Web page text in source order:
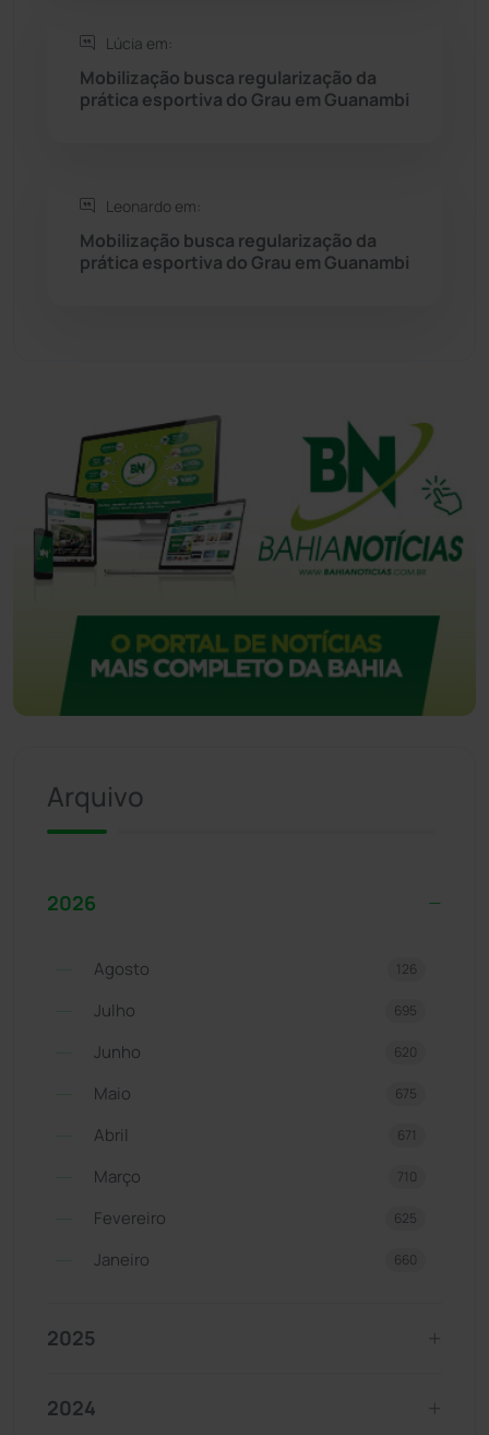
Sudoeste Baiano
Tanhaçu (425)
Lúcia em:
Mobilização busca regularização da
prática esportiva do Grau em Guanambi
Leonardo em:
Mobilização busca regularização da
prática esportiva do Grau em Guanambi
Arquivo
2026
Agosto 126
Julho 695
Junho 620
Maio 675
Abril 671
Março 710
Fevereiro 625
Janeiro 660
2025
2024